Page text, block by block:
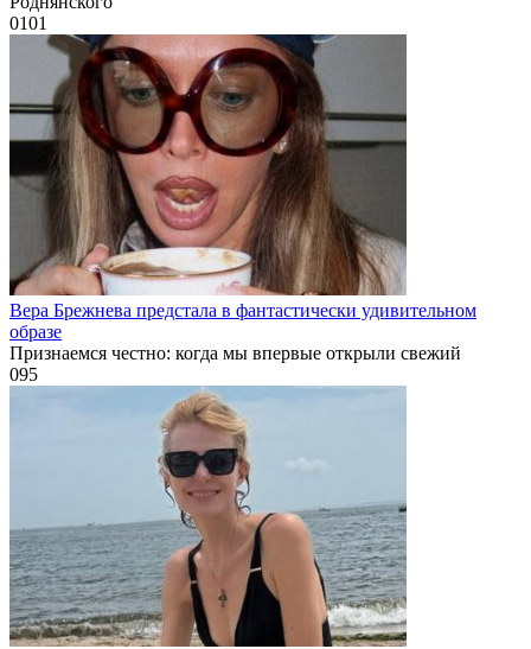
0101
Вера Брежнева предстала в фантастически удивительном
образе
Признаемся честно: когда мы впервые открыли свежий
095